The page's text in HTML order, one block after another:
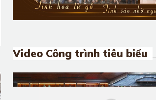
Video Công trình tiêu biểu